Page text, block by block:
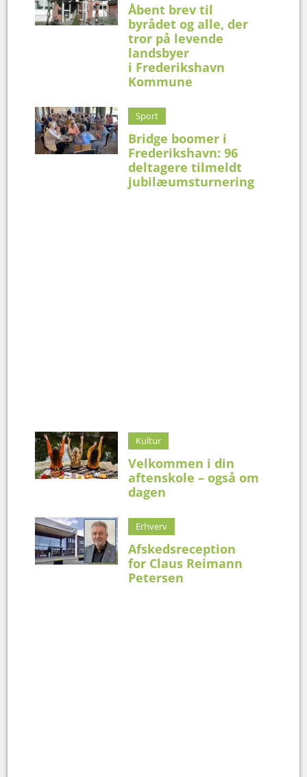
Åbent brev til
byrådet og alle, der
tror på levende
landsbyer
i Frederikshavn
Kommune
Sport
Bridge boomer i
Frederikshavn: 96
deltagere tilmeldt
jubilæumsturnering
Kultur
Velkommen i din
aftenskole – også om
dagen
Erhverv
Afskedsreception
for Claus Reimann
Petersen